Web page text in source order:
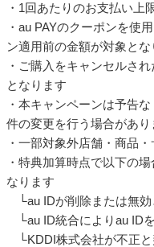
・1回あたりのお支払い上
・au PAYのクーポンを使
ン適用前の金額が対象とな
・ご購入をキャンセルさ
となります
・本キャンペーンは予告
件の変更を行う場合があり
・一部対象外店舗・商品
・特典加算時点で以下の
なります
└au IDが削除または無効
└au ID統合によりau ID
└KDDI株式会社が不正と